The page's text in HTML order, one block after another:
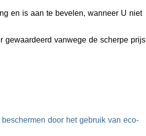
en is aan te bevelen, wanneer U niet
gewaardeerd vanwege de scherpe prijs
door het gebruik van eco-